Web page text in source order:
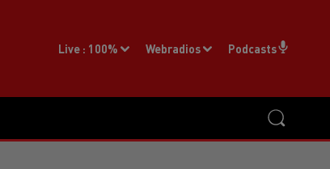
Live : 100% Webradios Podcasts